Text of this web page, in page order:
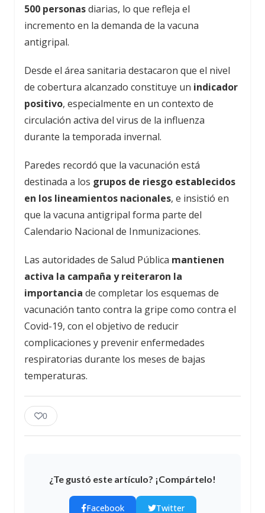
500 personasdiarias, lo que refleja el
incremento en la demanda de la vacuna
antigripal.
Desde el área sanitaria destacaron que el nivel
de cobertura alcanzado constituye un indicador
positivo, especialmente en un contexto de
circulación activa del virus de la influenza
durante la temporada invernal.
Paredes recordó que la vacunación está
destinada a los grupos de riesgo establecidos
en los lineamientos nacionales, e insistió en
que la vacuna antigripal forma parte del
Calendario Nacional de Inmunizaciones.
Las autoridades de Salud Pública mantienen
activa la campaña y reiteraron la
importancia de completar los esquemas de
vacunación tanto contra la gripe como contra el
Covid-19, con el objetivo de reducir
complicaciones y prevenir enfermedades
respiratorias durante los meses de bajas
temperaturas.
0
¿Te gustó este artículo? ¡Compártelo!
Facebook Twitter